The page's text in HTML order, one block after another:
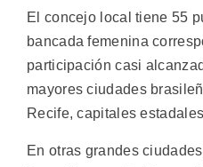
El concejo local tiene 55
bancada femenina
participación casi
mayores ciudades
Recife, capitales
En otras grandes